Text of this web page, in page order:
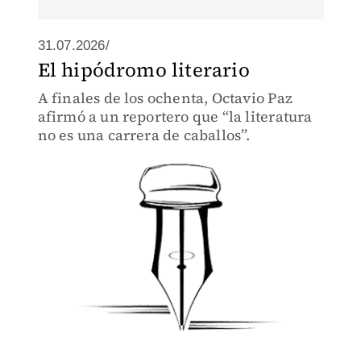
31.07.2026/
El hipódromo literario
A finales de los ochenta, Octavio Paz
afirmó a un reportero que “la literatura
no es una carrera de caballos”.